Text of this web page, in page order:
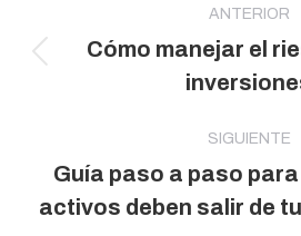
publicaciones
ANTERIOR
Cómo manejar el
SIGUIENTE
Guía paso a paso
activos deben salir de